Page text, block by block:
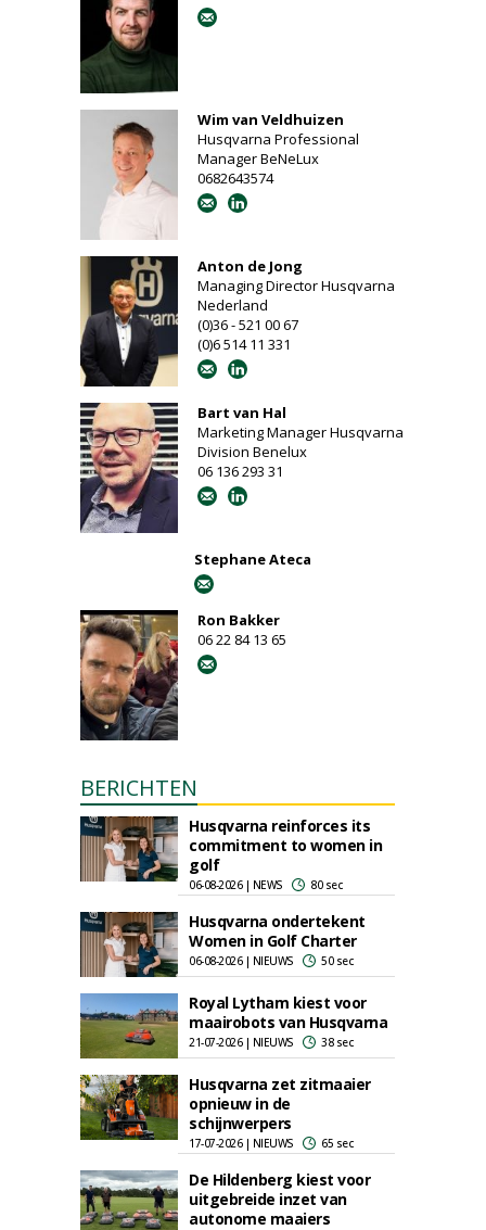
Wim van Veldhuizen
Husqvarna Professional
Manager BeNeLux
0682643574
Anton de Jong
Managing Director Husqvarna
Nederland
(0)36 - 521 00 67
(0)6 514 11 331
Bart van Hal
Marketing Manager Husqvarna
Division Benelux
06 136 293 31
Stephane Ateca
Ron Bakker
06 22 84 13 65
BERICHTEN
Husqvarna reinforces its
commitment to women in
golf
06-08-2026 | NEWS 80 sec
Husqvarna ondertekent
Women in Golf Charter
06-08-2026 | NIEUWS 50 sec
Royal Lytham kiest voor
maairobots van Husqvarna
21-07-2026 | NIEUWS 38 sec
Husqvarna zet zitmaaier
opnieuw in de
schijnwerpers
17-07-2026 | NIEUWS 65 sec
De Hildenberg kiest voor
uitgebreide inzet van
autonome maaiers